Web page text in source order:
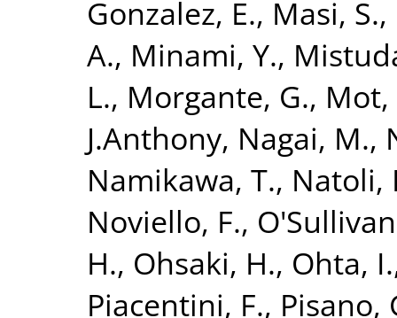
Gonzalez, E., Masi, S.,
A., Minami, Y.,
L., Morgante, G., Mot,
J.Anthony, Nagai, M.,
Namikawa, T., Natoli,
Noviello, F.,
H., Ohsaki, H., Ohta, I.
Piacentini, F., Pisano,